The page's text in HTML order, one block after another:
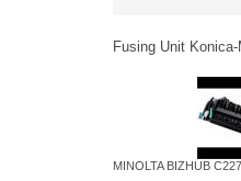
Fusing Unit
MINOLTA BIZHUB